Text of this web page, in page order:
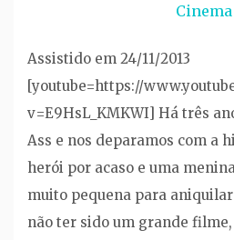
Cinema
Assistido em 24/11/2013
[youtube=https://
v=E9HsL_KMKWI] Há três
Ass e nos deparamos com a
herói por acaso e uma
muito pequena para
não ter sido um grande